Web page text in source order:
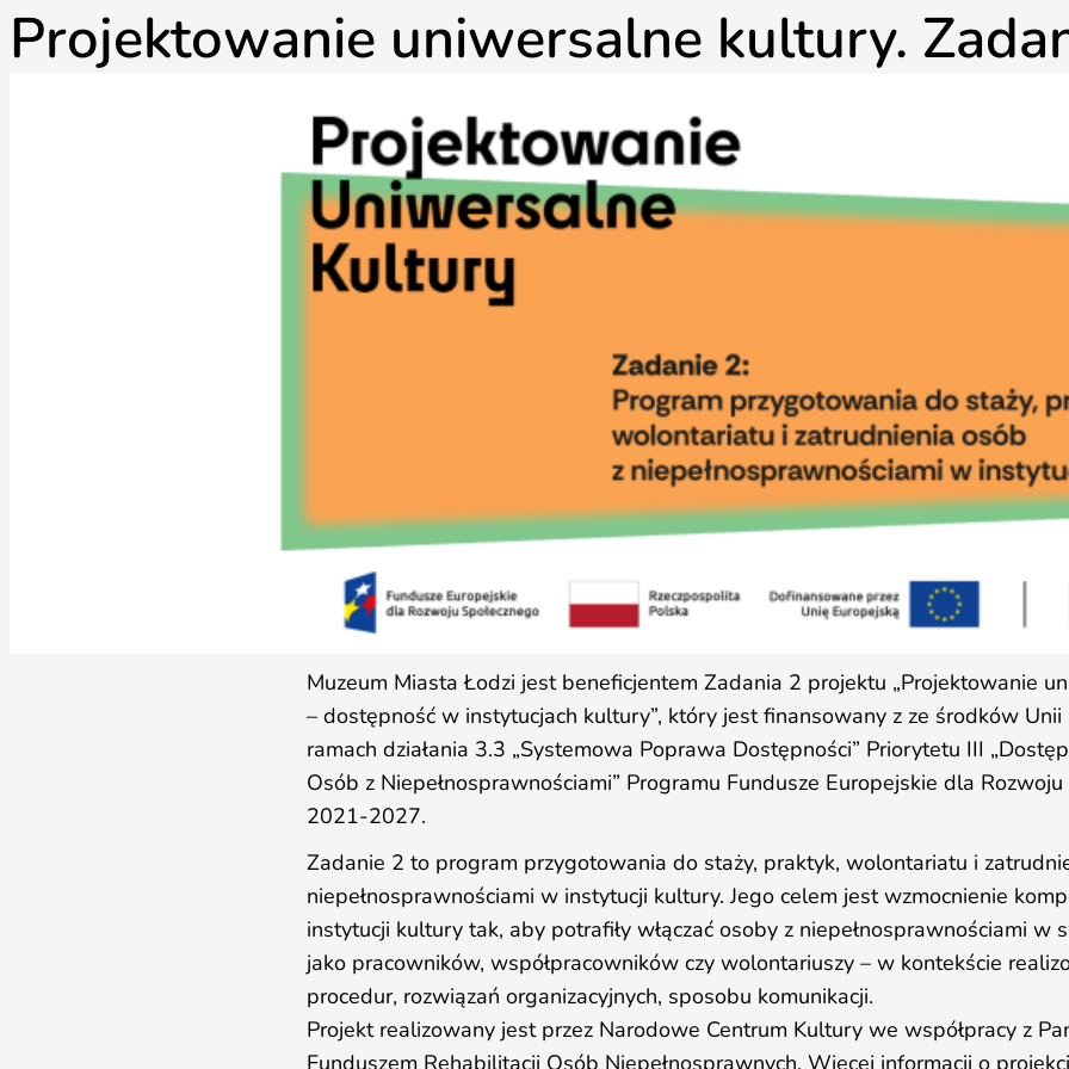
Projektowanie uniwersalne kultury.
Muzeum Miasta Łodzi jest beneficjentem Zadania 2 projektu „Projektowanie
– dostępność w instytucjach kultury”, który jest finansowany z ze środków
ramach działania 3.3 „Systemowa Poprawa Dostępności” Priorytetu III
Osób z Niepełnosprawnościami” Programu Fundusze Europejskie dla Rozwoju
2021-2027.
Zadanie 2 to program przygotowania do staży, praktyk, wolontariatu i
niepełnosprawnościami w instytucji kultury. Jego celem jest wzmocnienie
instytucji kultury tak, aby potrafiły włączać osoby z niepełnosprawnościami w
jako pracowników, współpracowników czy wolontariuszy – w kontekście
procedur, rozwiązań organizacyjnych, sposobu komunikacji.
Projekt realizowany jest przez Narodowe Centrum Kultury we współpracy z
Funduszem Rehabilitacji Osób Niepełnosprawnych. Więcej informacji o